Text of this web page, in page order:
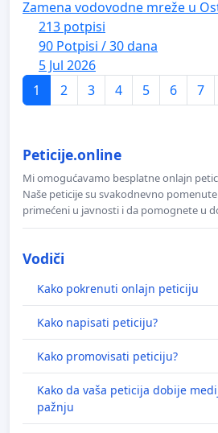
Zamena vodovodne mreže u
213 potpisi
90 Potpisi / 30 dana
5 Jul 2026
1
2 3 4 5 6 7
Peticije.online
Mi omogućavamo besplatne onlajn
Naše peticije su svakodnevno
primećeni u javnosti i da pomognete u
Vodiči
Kako pokrenuti onlajn peticiju
Kako napisati peticiju?
Kako promovisati peticiju?
Kako da vaša peticija dobije
pažnju